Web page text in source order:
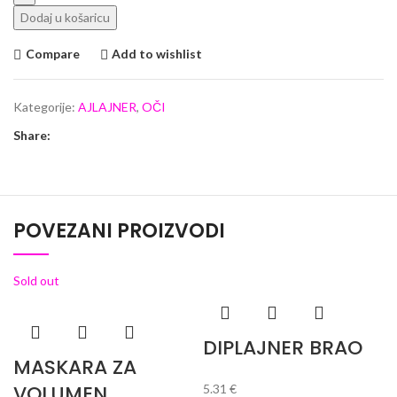
Dodaj u košaricu
Compare Add to wishlist
Kategorije: AJLAJNER, OČI
Share:
POVEZANI PROIZVODI
Sold out
MASKARA ZA
DIPLAJNER BRAO
5.31 €